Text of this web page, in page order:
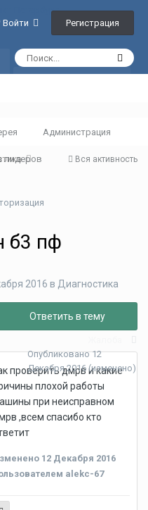
Войти Регистрация
Администрация
лидеров Вся активность
б3 пф
2016 в Диагностика
Ответить в тему
Опубликовано12
Декабря 2016 (изменено)
проверить дмрв и какие
плохой работы
при неисправном
,всем спасибо кто
12 Декабря 2016
alekc-67